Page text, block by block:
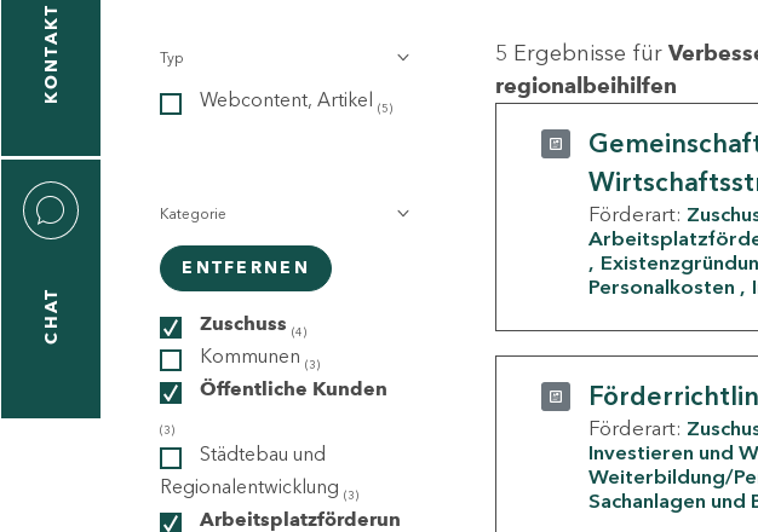
KONTAKT
CHAT
Typ
Webcontent, Artikel (5)
Kategorie
ENTFERNEN
Zuschuss (4)
Kommunen (3)
Öffentliche Kunden
(3)
Städtebau und
Regionalentwicklung (3)
Arbeitsplatzförderun
5 Ergebnisse für
regionalbeihilfen
Förderart:
Personalkosten
Förderart:
Investieren und
Weiterbildung/
Sachanlagen und